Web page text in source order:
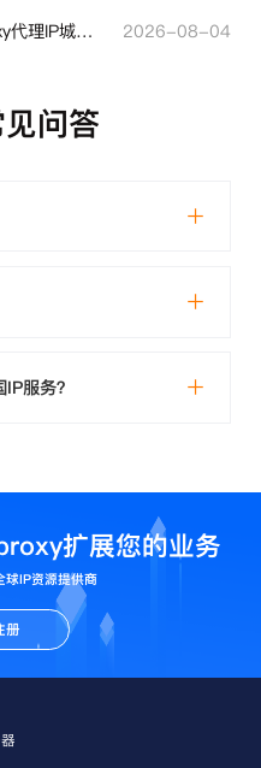
多平台账号同步运营，SmartProxy代理IP城市定位功能有哪些实用价值
2026-08-04
问答
服务？
扩展您的业务
球IP资源提供商
册